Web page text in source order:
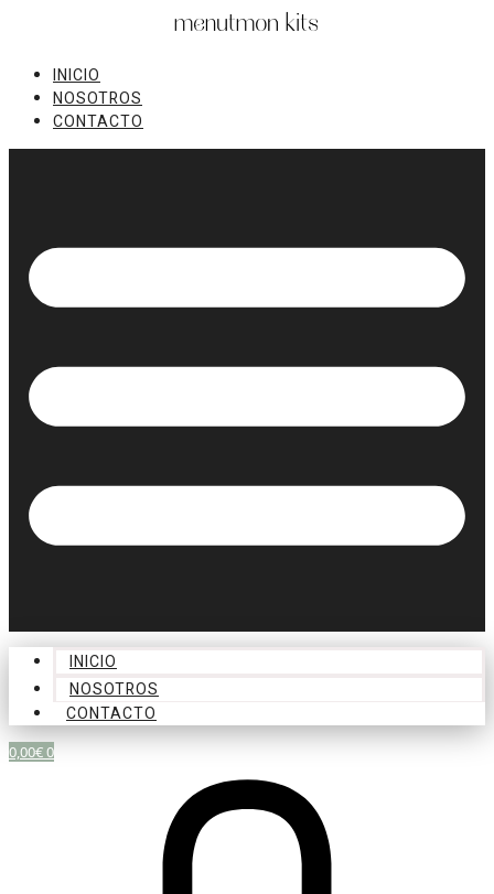
contenidoINICIO
NOSOTROS
CONTACTO
INICIO
NOSOTROS
CONTACTO
0,00€0